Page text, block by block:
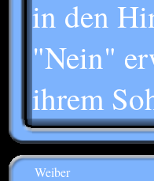
in den
"Nein"
ihrem
Weiber